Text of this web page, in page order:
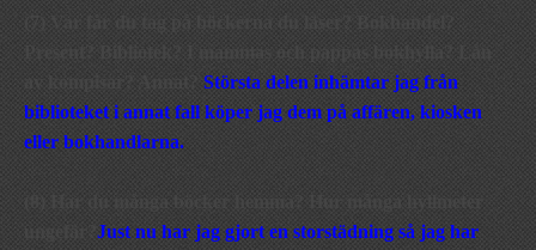
Present? Bibliotek? I mammas och pappas bokhylla? Lån
av kompisar? Annat? Största delen inhämtar jag från
biblioteket i annat fall köper jag dem på affären, kiosken
eller bokhandlarna.
(8) Har du många böcker hemma? Hur många hyllmeter
Just nu har jag gjort en storstädning så jag har